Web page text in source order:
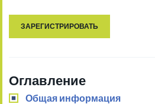
ЗАРЕГИСТРИРОВАТЬ
Оглавление
Общая информация